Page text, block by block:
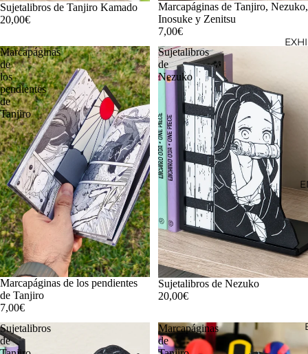
Sujetalibros de Tanjiro Kamado
20,00€
Marcapáginas de Tanjiro, Nezuko,
Inosuke y Zenitsu
7,00€
Marcapáginas
de
los
pendientes
de
Tanjiro
Marcapáginas de los pendientes
de Tanjiro
7,00€
Sujetalibros
de
Nezuko
Sujetalibros de Nezuko
20,00€
Sujetalibros
de
Marcapáginas
de